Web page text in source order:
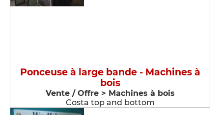
Ponceuse à large bande - Machines à
bois
Vente / Offre > Machines à bois
Costa top and bottom